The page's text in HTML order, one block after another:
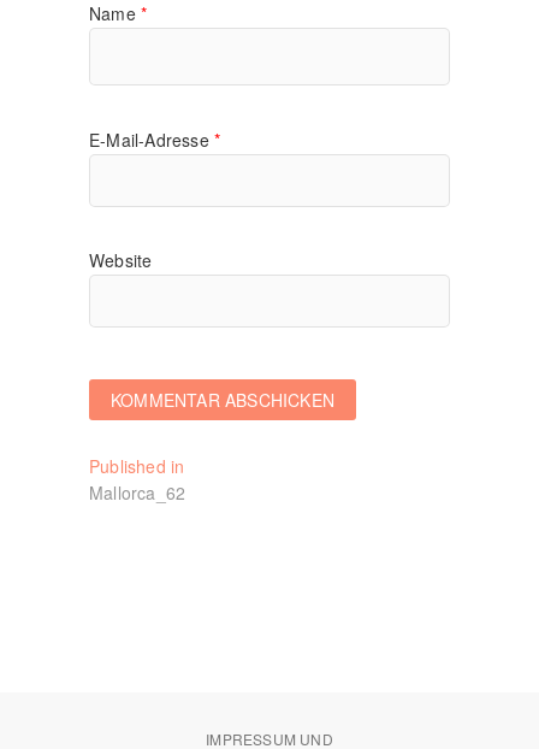
Name *
E-Mail-Adresse *
Website
Beitragsnavigation
Published in
Mallorca_62
IMPRESSUM UND